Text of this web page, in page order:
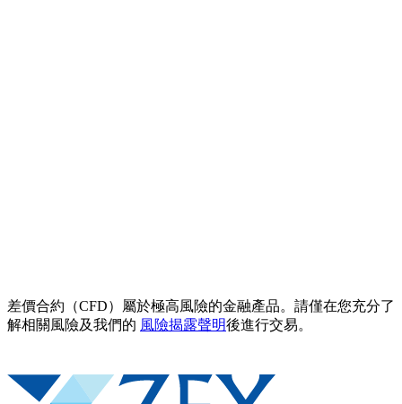
差價合約（CFD）屬於極高風險的金融產品。請僅在您充分了
解相關風險及我們的 風險揭露聲明後進行交易。